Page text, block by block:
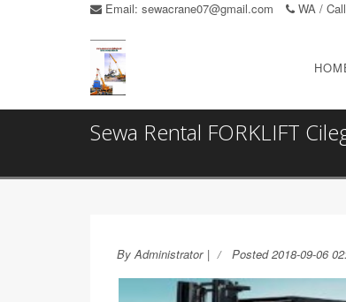
Email: sewacrane07@gmail.com WA /
Sewa Rental FORKLIFT
ByAdministrator | Posted 2018-09-06